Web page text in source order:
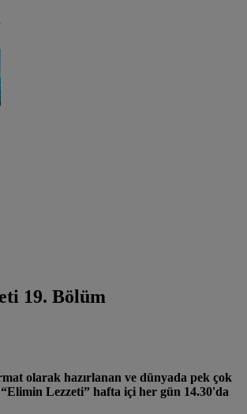
19. Bölüm
olarak hazırlanan ve dünyada pek çok
Lezzeti” hafta içi her gün 14.30'da